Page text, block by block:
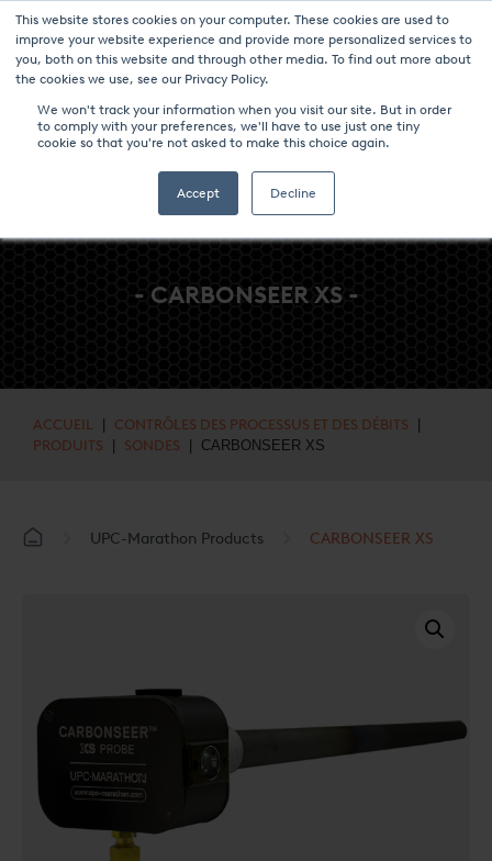
This website stores cookies on your computer. These cookies are used to
improve your website experience and provide more personalized services to
you, both on this website and through other media. To find out more about
the cookies we use, see our Privacy Policy.
We won't track your information when you visit our site. But in order
to comply with your preferences, we'll have to use just one tiny
cookie so that you're not asked to make this choice again.
Accept Decline
NOUVELLES ET ÉVÉNEMENTS MÉDIAS CARRIÈRES CONTACT
- CARBONSEER XS -
ACCUEIL CONTRÔLES DES PROCESSUS ET DES DÉBITS
PRODUITS
SONDES | CARBONSEER XS
UPC-Marathon Products CARBONSEER XS